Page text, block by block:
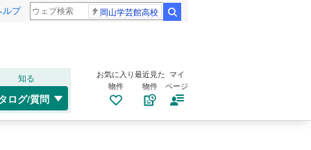
ルプ 岡山学芸館高校
知る
ログ/質問
お気に入り
物件
最近見た
物件
マイ
ページ